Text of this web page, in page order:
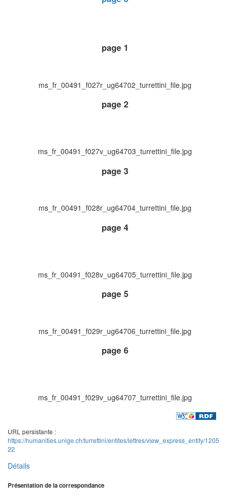
page 1
ms_fr_00491_f027r_ug64702_turrettini_file.jpg
page 2
ms_fr_00491_f027v_ug64703_turrettini_file.jpg
page 3
ms_fr_00491_f028r_ug64704_turrettini_file.jpg
page 4
ms_fr_00491_f028v_ug64705_turrettini_file.jpg
page 5
ms_fr_00491_f029r_ug64706_turrettini_file.jpg
page 6
ms_fr_00491_f029v_ug64707_turrettini_file.jpg
URL persistante :
https://humanities.unige.ch/turrettini/entites/lettres/view_express_entity/1205
22
Détails
Présentation de la correspondance